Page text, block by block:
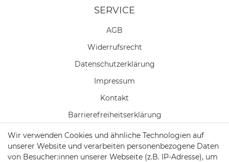
SERVICE
AGB
Widerrufs­recht
Daten­schutz­erklärung
Impressum
Kontakt
Barrierefreiheitserklärung
Widerrufs­formular
Zahlung & Versand
Wir verwenden Cookies und ähnliche Technologien auf
unserer Website und verarbeiten personenbezogene Daten
von Besucher:innen unserer Webseite (z.B. IP-Adresse), um